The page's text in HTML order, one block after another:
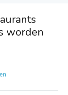
worden